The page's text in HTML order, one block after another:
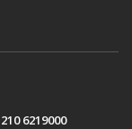
210 6219000